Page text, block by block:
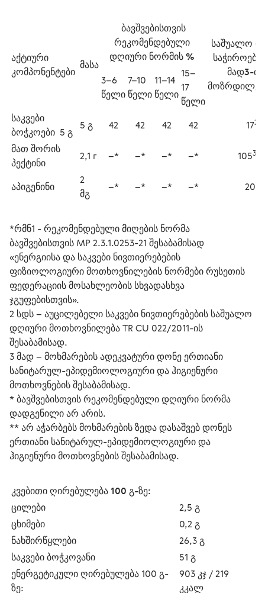
აქტიური
კომპონენტები
მასა
რეკომენდებული
დღიური ნორმის %
საჭიროება
მად3-
3–6
წელი
7–10
წელი
11–14
წელი
15–
17
წელი
საკვები
ბოჭკოები  5 გ
5 გ 42 42 42 42 172
მათ შორის
პექტინი
2,1 г –* –* –* –* 1053
აპიგენინი
2
მგ
–* –* –* –* 20
*რმნ1 - რეკომენდებული მიღების ნორმა
ბავშვებისთვის MP 2.3.1.0253-21 შესაბამისად
«ენერგიისა და საკვები ნივთიერებების
ფიზიოლოგიური მოთხოვნილების ნორმები რუსეთის
ფედერაციის მოსახლეობის სხვადასხვა
ჯგუფებისთვის».
2 სდს – აუცილებელი საკვები ნივთიერებების საშუალო
დღიური მოთხოვნილება TR CU 022/2011-ის
შესაბამისად.
3 მად – მოხმარების ადეკვატური დონე ერთიანი
სანიტარულ-ეპიდემიოლოგიური და ჰიგიენური
მოთხოვნების შესაბამისად.
* ბავშვებისთვის რეკომენდებული დღიური ნორმა
დადგენილი არ არის.
** არ აჭარბებს მოხმარების ზედა დასაშვებ დონეს
ერთიანი სანიტარულ-ეპიდემიოლოგიური და
ჰიგიენური მოთხოვნების შესაბამისად.
კვებითი ღირებულება 100 გ-ზე:
ცილები
2,5 გ
ცხიმები
0,2 გ
ნახშირწყლები
26,3 გ
საკვები ბოჭკოვანი
51 გ
ენერგეტიკული ღირებულება 100 გ-
ზე:
903 კჯ / 219
კკალ